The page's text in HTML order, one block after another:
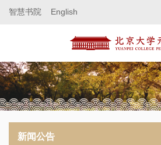
智慧书院 English
新闻公告